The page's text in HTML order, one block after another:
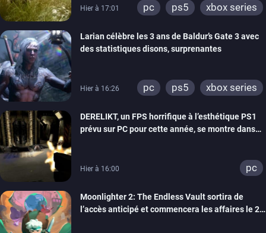
Hier à 17:01 pc ps5 xbox series
Larian célèbre les 3 ans de Baldur’s Gate 3 avec
des statistiques disons, surprenantes
Hier à 16:26 pc ps5 xbox series
DERELIKT, un FPS horrifique à l’esthétique PS1
prévu sur PC pour cette année, se montre dans
Hier à 16:00 pc
Moonlighter 2: The Endless Vault sortira de
l’accès anticipé et commencera les affaires le 2